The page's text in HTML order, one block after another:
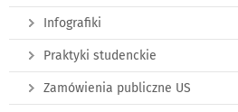
Infografiki
Praktyki studenckie
Zamówienia publiczne US